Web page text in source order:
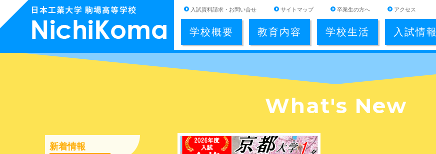
入試資料請求・お問い合せ サイトマップ 卒業生の方へ
アクセス
学校概要 教育内容 学校生活 入試情報
What's New
新着情報